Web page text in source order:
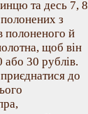
та десь 7, 8
з
полоненого й
щоб він
або 30 рублів.
до